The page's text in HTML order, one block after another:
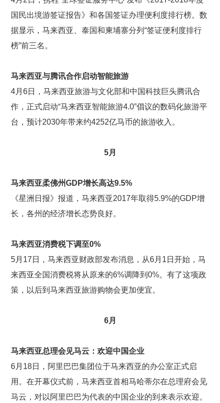
国民出境游签证报告》和各国签证办理便利度排行榜。数
据显示，马来西亚、泰国和柬埔寨分列“签证便利度排行
榜”前三名。
马来西亚与腾讯合作启动智能旅游
4月6日，马来西亚旅游与文化部和中国科技巨头腾讯合
作，正式启动“马来西亚智能旅游4.0”倡议的数码化旅游平
台，预计2030年带来约4252亿马币的旅游收入。
5月
马来西亚柔佛州GDP增长高达9.5%
《星洲日报》报道，马来西亚2017年取得5.9%的GDP增
长，各州的经济增长态势良好。
马来西亚消费税下调至0%
5月17日，马来西亚财政部发布消息，从6月1日开始，马
来西亚全国消费税将从原来的6%调降到0%。有了这项政
策，以后到马来西亚旅游购物会更加便宜。
6月
马来西亚总理会见马云：欢迎中国企业
6月18日，阿里巴巴集团位于马来西亚的办公室正式启
用。在开幕仪式前，马来西亚首相马哈蒂尔在总理府会见
马云，对以阿里巴巴为代表的中国企业的到来表示欢迎。